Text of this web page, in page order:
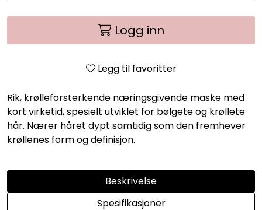
Logg inn
Legg til favoritter
Rik, krølleforsterkende næringsgivende maske med
kort virketid, spesielt utviklet for bølgete og krøllete
hår. Nærer håret dypt samtidig som den fremhever
krøllenes form og definisjon.
Beskrivelse
Spesifikasjoner